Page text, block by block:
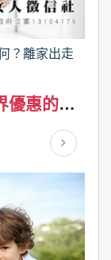
？離家出走
優惠的價